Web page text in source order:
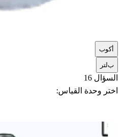
كوب
بلتر
السؤال 16
اختر وحدة القياس: